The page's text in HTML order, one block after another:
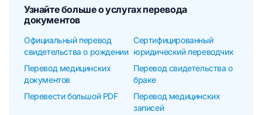
Узнайте больше о услугах перевода
документов
Официальный перевод
свидетельства о рождении
Сертифицированный
юридический переводчик
Перевод медицинских
документов
Перевод свидетельства о
браке
Перевести большой PDF
Перевод медицинских
записей